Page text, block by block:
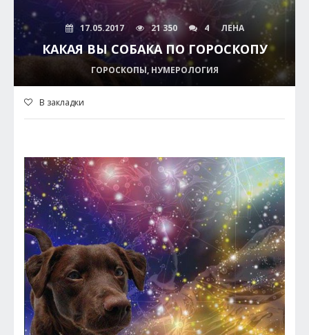
17.05.2017 21 350 4 ЛЕНА
КАКАЯ ВЫ СОБАКА ПО ГОРОСКОПУ
ГОРОСКОПЫ, НУМЕРОЛОГИЯ
В закладки